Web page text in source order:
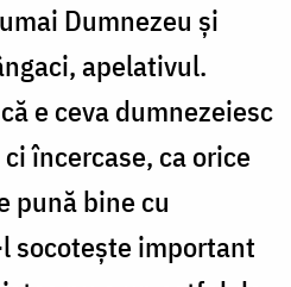
Dumnezeu și
apelativul.
e ceva dumnezeiesc
încercase, ca orice
pună bine cu
socotește important